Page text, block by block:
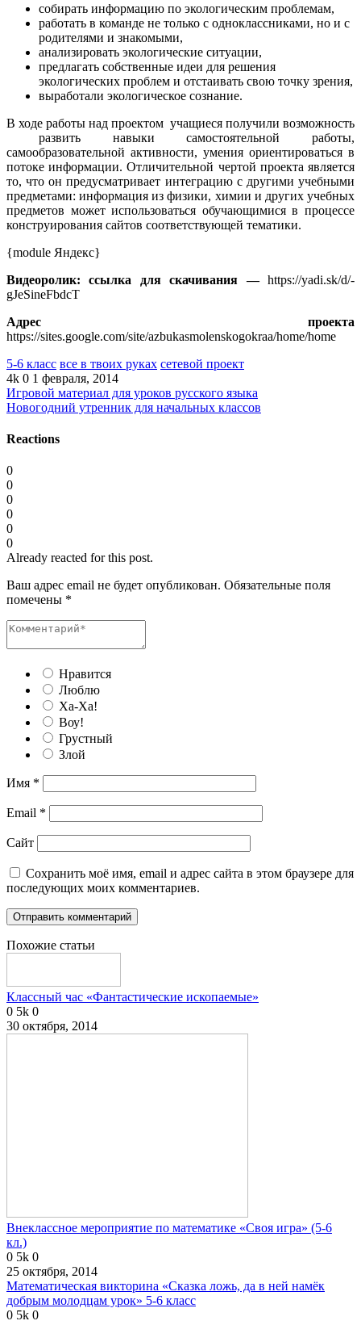
собирать информацию по экологическим проблемам,
работать в команде не только с одноклассниками, но и с
родителями и знакомыми,
анализировать экологические ситуации,
предлагать собственные идеи для решения
экологических проблем и отстаивать свою точку зрения,
выработали экологическое сознание.
В ходе работы над проектом учащиеся получили возможность
развить навыки самостоятельной работы,
самообразовательной активности, умения ориентироваться в
потоке информации. Отличительной чертой проекта является
то, что он предусматривает интеграцию с другими учебными
предметами: информация из физики, химии и других учебных
предметов может использоваться обучающимися в процессе
конструирования сайтов соответствующей тематики.
{module Яндекс}
Видеоролик: ссылка для скачивания — https://yadi.sk/d/-
gJeSineFbdcT
Адрес проекта
https://sites.google.com/site/azbukasmolenskogokraa/home/home
5-6 класс все в твоих руках сетевой проект
4k 0 1 февраля, 2014
Игровой материал для уроков русского языка
Новогодний утренник для начальных классов
Reactions
0
0
0
0
0
0
Already reacted for this post.
Ваш адрес email не будет опубликован. Обязательные поля
помечены *
Нравится
Люблю
Ха-Ха!
Воу!
Грустный
Злой
Имя *
Email *
Сайт
Сохранить моё имя, email и адрес сайта в этом браузере для
последующих моих комментариев.
Похожие статьи
Классный час «Фантастические ископаемые»
0 5k 0
30 октября, 2014
Внеклассное мероприятие по математике «Своя игра» (5-6
кл.)
0 5k 0
25 октября, 2014
Математическая викторина «Сказка ложь, да в ней намёк
добрым молодцам урок» 5-6 класс
0 5k 0